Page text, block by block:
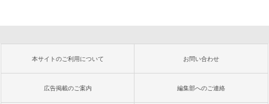
本サイトのご利用について お問い合わせ
広告掲載のご案内 編集部へのご連絡